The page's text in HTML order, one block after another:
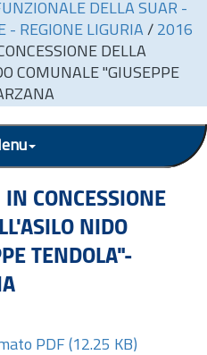
DELLA SUAR -
- REGIONE LIGURIA / 2016
DELLA
COMUNALE "GIUSEPPE
CONCESSIONE
NIDO
TENDOLA"-
PDF (12.25 KB)